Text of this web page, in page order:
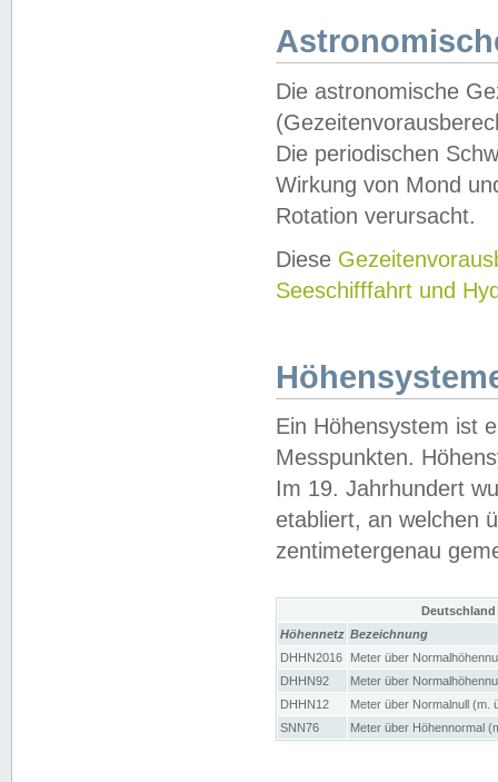
Die astronomische
Die periodischen
Wirkung von Mond
Rotation verursacht.
Diese
Seeschifffahrt und
Ein Höhensystem ist
Messpunkten.
Im 19. Jahrhundert
etabliert, an welchen
zentimetergenau
Höhennetz Bezeichnung
DHHN2016
Meter über
DHHN92
Meter über
DHHN12
Meter über Normalnull (m.
SNN76
Meter über Höhennormal